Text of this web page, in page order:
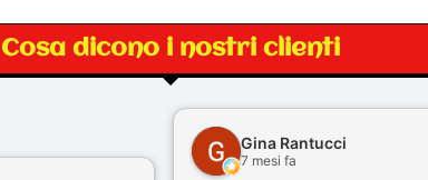
Cosa dicono i nostri clienti
Gina Rantucci
7 mesi fa